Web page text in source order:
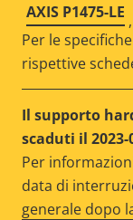
AXIS P1475-LE ,
Per le
rispettive
Il supporto
scaduti il 2023-
Per
data di
generale dopo